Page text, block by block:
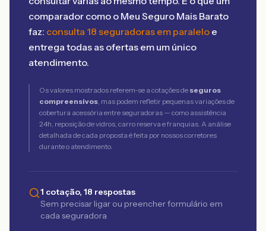
comparador como o Meu Seguro Mais Barato
faz: consulta 18 seguradoras em paralelo e
entrega todas as ofertas em um único
atendimento.
Os valores mostrados referem-se a cotações de seguros
compreensivos, mas podem refletir pequenas variações de
cobertura acessória entre seguradoras — como assistência
24h, reposição de vidros, carro reserva e franquias. A análise
detalhada de cada proposta é feita por nossos corretores
durante o atendimento.
1 cotação, 18 respostas
Sem precisar ligar ou preencher formulário em
cada seguradora